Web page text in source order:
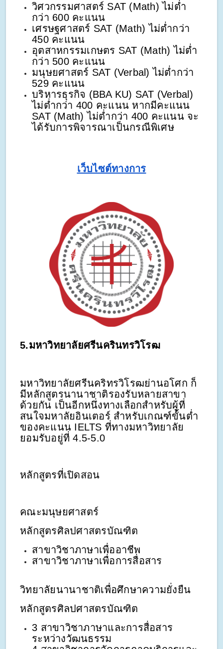
วิศวกรรมศาสตร์ SAT (Math) ไม่ต่ำ
กว่า 600 คะแนน
เศรษฐศาสตร์ SAT (Math) ไม่ต่ำกว่า
450 คะแนน
อุตสาหกรรมเกษตร SAT (Math) ไม่ต่ำ
กว่า 500 คะแนน
มนุษยศาสตร์ SAT (Verbal) ไม่ต่ำกว่า
529 คะแนน
บริหารธุรกิจ (BBA KU) SAT (Verbal)
ไม่ต่ำกว่า 400 คะแนน หากมีคะแนน
SAT (Math) ไม่ต่ำกว่า 400 คะแนน จะ
ได้รับการพิจารณาเป็นกรณีพิเศษ
เว็บไซต์ทางการ
5.มหาวิทยาลัยศรีนครินทรวิโรฒ
มหาวิทยาลัยศรีนคริทรวิโรฒย่านอโศก ก็
มีหลักสูตรนานาชาติรองรับหลายสาขา
ด้วยกัน เป็นอีกหนึ่งทางเลือกสำหรับผู้ที่
สนใจมหาลัยอินเตอร์ สำหรับเกณฑ์ขั้นต่ำ
ของคะแนน IELTS ที่ทางมหาวิทยาลัย
ยอมรับอยู่ที่ 4.5-5.0
หลักสูตรที่เปิดสอน
คณะมนุษยศาสตร์
หลักสูตรศิลปศาสตรบัณฑิต
สาขาวิชาภาษาเพื่ออาชีพ
สาขาวิชาภาษาเพื่อการสื่อสาร
วิทยาลัยนานาชาติเพื่อศึกษาความยั่งยืน
หลักสูตรศิลปศาสตรบัณฑิต
3 สาขาวิชาภาษาและการสื่อสาร
ระหว่างวัฒนธรรม